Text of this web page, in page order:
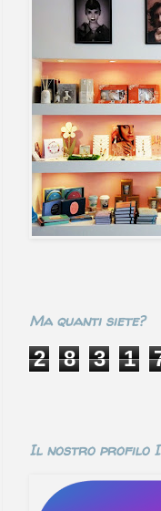
Ma quanti siete?
2 8 3 1
Il nostro profilo